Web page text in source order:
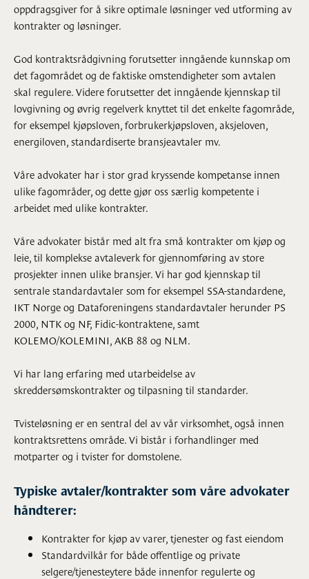
oppdragsgiver for å sikre optimale løsninger ved utforming av
kontrakter og løsninger.
God kontraktsrådgivning forutsetter inngående kunnskap om
det fagområdet og de faktiske omstendigheter som avtalen
skal regulere. Videre forutsetter det inngående kjennskap til
lovgivning og øvrig regelverk knyttet til det enkelte fagområde,
for eksempel kjøpsloven, forbrukerkjøpsloven, aksjeloven,
energiloven, standardiserte bransjeavtaler mv.
Våre advokater har i stor grad kryssende kompetanse innen
ulike fagområder, og dette gjør oss særlig kompetente i
arbeidet med ulike kontrakter.
Våre advokater bistår med alt fra små kontrakter om kjøp og
leie, til komplekse avtaleverk for gjennomføring av store
prosjekter innen ulike bransjer. Vi har god kjennskap til
sentrale standardavtaler som for eksempel SSA-standardene,
IKT Norge og Dataforeningens standardavtaler herunder PS
2000, NTK og NF, Fidic-kontraktene, samt
KOLEMO/KOLEMINI, AKB 88 og NLM.
Vi har lang erfaring med utarbeidelse av
skreddersømskontrakter og tilpasning til standarder.
Tvisteløsning er en sentral del av vår virksomhet, også innen
kontraktsrettens område. Vi bistår i forhandlinger med
motparter og i tvister for domstolene.
Typiske avtaler/kontrakter som våre advokater
håndterer:
Kontrakter for kjøp av varer, tjenester og fast eiendom
Standardvilkår for både offentlige og private
selgere/tjenesteytere både innenfor regulerte og